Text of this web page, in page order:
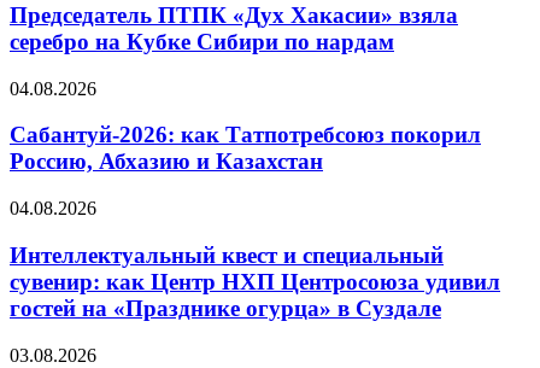
Председатель ПТПК «Дух Хакасии» взяла
серебро на Кубке Сибири по нардам
04.08.2026
Сабантуй-2026: как Татпотребсоюз покорил
Россию, Абхазию и Казахстан
04.08.2026
Интеллектуальный квест и специальный
сувенир: как Центр НХП Центросоюза удивил
гостей на «Празднике огурца» в Суздале
03.08.2026